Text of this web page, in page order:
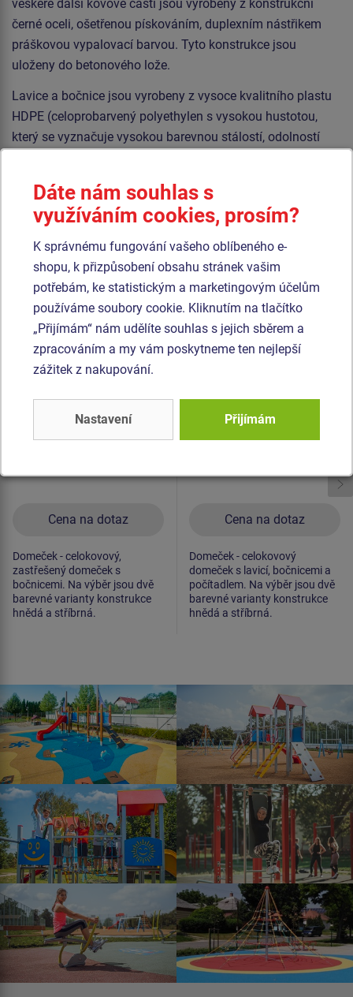
veškeré další kovové časti jsou vyrobeny z konstrukční
černé oceli, ošetřenou pískováním, duplexním nástřikem
práškovou vypalovací barvou. Tyto konstrukce jsou
uloženy do betonového lože.
Lavice a bočnice jsou vyrobeny z vysoce kvalitního plastu
HDPE (celoprobarvený polyethylen s vysokou hustotou,
který se vyznačuje vysokou barevnou stálostí, odolností
nebezpečí zranění dětí ostrými úlomky). Veškerý spojovací
materiál je pozinkovaný nebo nerezový.
Podobnézboží
Produkt - DOK-8103K-10
Domeček MAXI -
celokovový
Cena na dotaz
Novinka
Domeček - celokovový,
zastřešený domeček s
bočnicemi. Na výběr jsou dvě
barevné varianty konstrukce
hnědá a stříbrná.
Produkt - DOH-6103K-10
Domeček - celokovový
Cena na dotaz
Domeček - celokovový
domeček s lavicí, bočnicemi a
počítadlem. Na výběr jsou dvě
barevné varianty konstrukce
hnědá a stříbrná.
Dáte nám souhlas s
využíváním cookies, prosím?
K správnému fungování vašeho oblíbeného e-
shopu, k přizpůsobení obsahu stránek vašim
potřebám, ke statistickým a marketingovým účelům
používáme soubory cookie. Kliknutím na tlačítko
„Přijímám“ nám udělíte souhlas s jejich sběrem a
zpracováním a my vám poskytneme ten nejlepší
zážitek z nakupování.
Nastavení Přijímám